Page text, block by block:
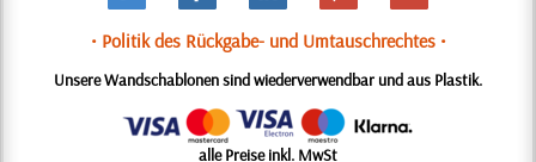
• Politik des Rückgabe- und Umtauschrechtes •
Unsere Wandschablonen sind wiederverwendbar und aus Plastik.
alle Preise inkl. MwSt